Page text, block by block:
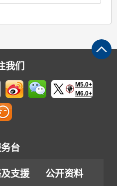
我们
M5.0+
M6.0+
台
支援
公开资料